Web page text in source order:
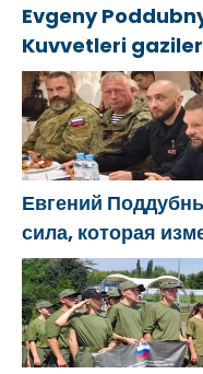
Evgeny
Kuvvetleri
güçtür
Евгений
сила, которая